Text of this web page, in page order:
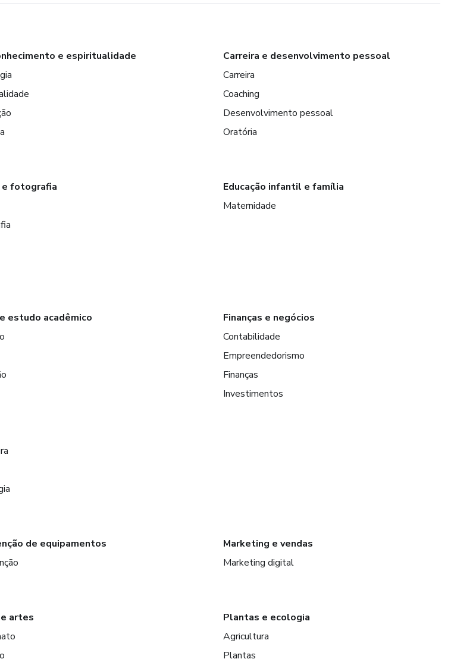
e espiritualidade
Carreira e desenvolvimento pessoal
Carreira
Coaching
Desenvolvimento pessoal
Oratória
e fotografia
Educação infantil e família
Maternidade
estudo acadêmico
Finanças e negócios
Contabilidade
Empreendedorismo
Finanças
Investimentos
de equipamentos
Marketing e vendas
Marketing digital
artes
Plantas e ecologia
Agricultura
Plantas